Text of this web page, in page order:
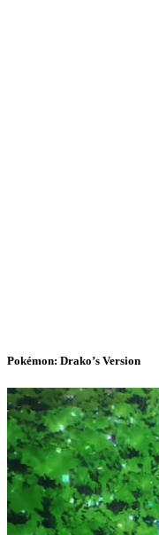
Pokémon: Drako’s Version